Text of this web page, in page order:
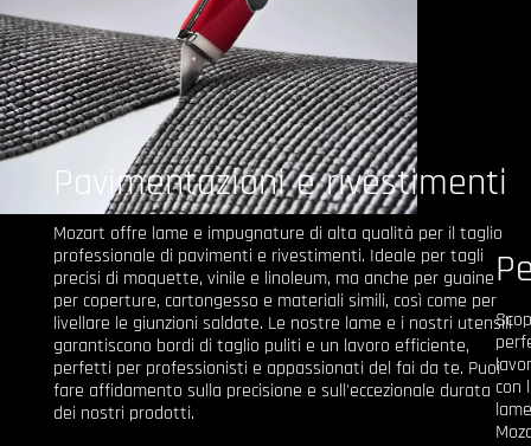
Pavimentazioni e rivestimenti
Mozart offre lame e impugnature di alta qualità per il taglio
professionale di pavimenti e rivestimenti. Ideale per tagli
precisi di moquette, vinile e linoleum, ma anche per guaine
per coperture, cartongesso e materiali simili, così come per
livellare le giunzioni saldate. Le nostre lame e i nostri utensili
garantiscono bordi di taglio puliti e un lavoro efficiente,
perfetti per professionisti e appassionati del fai da te. Puoi
fare affidamento sulla precisione e sull'eccezionale durata
dei nostri prodotti.
con